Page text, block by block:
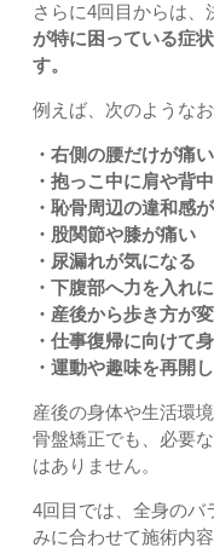
さらに4回目からは、
が特に困っている症
す。
例えば、次のようなお
・右側の腰だけが痛い
・抱っこ中に肩や背
・恥骨周辺の違和感
・股関節や膝が痛い
・尿漏れが気になる
・下腹部へ力を入れ
・産後から歩き方が
・仕事復帰に向けて
・運動や趣味を再開
産後の身体や生活環
骨盤矯正でも、必要
はありません。
4回目では、全身のバ
みに合わせて施術内